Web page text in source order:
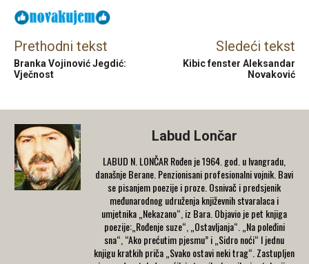
Prethodni tekst
Branka Vojinović Jegdić:
Vječnost
Sledeći tekst
Kibic fenster Aleksandar
Novaković
Labud Lončar
LABUD N. LONČAR Rođen je 1964. god. u Ivangradu,
današnje Berane. Penzionisani profesionalni vojnik. Bavi
se pisanjem poezije i proze. Osnivač i predsjenik
međunarodnog udruženja književnih stvaralaca i
umjetnika „Nekazano“, iz Bara. Objavio je pet knjiga
poezije:„Rođenje suze“, „Ostavljanja“. „Na poleđini
sna“, “Ako prećutim pjesmu” i „Sidro noći“ I jednu
knjigu kratkih priča „Svako ostavi neki trag“. Zastupljen